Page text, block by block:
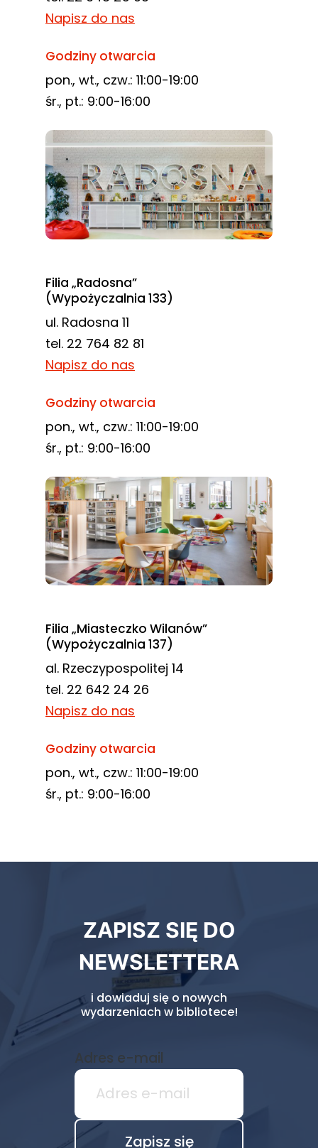
Napisz do nas
Godziny otwarcia
pon., wt., czw.: 11:00-19:00
śr., pt.: 9:00-16:00
Filia „Radosna”
(Wypożyczalnia 133)
ul. Radosna 11
tel. 22 764 82 81
Napisz do nas
Godziny otwarcia
pon., wt., czw.: 11:00-19:00
śr., pt.: 9:00-16:00
Filia „Miasteczko Wilanów”
(Wypożyczalnia 137)
al. Rzeczypospolitej 14
tel. 22 642 24 26
Napisz do nas
Godziny otwarcia
pon., wt., czw.: 11:00-19:00
śr., pt.: 9:00-16:00
biblioteki
ZAPISZ SIĘ DO
NEWSLETTERA
i dowiaduj się o nowych
wydarzeniach w bibliotece!
Adres e-mail